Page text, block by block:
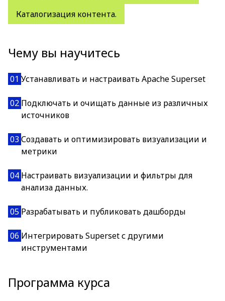
Каталогизация контента.
Чему вы научитесь
01 Устанавливать и настраивать Apache Superset
02 Подключать и очищать данные из различных
источников
03 Создавать и оптимизировать визуализации и
метрики
04 Настраивать визуализации и фильтры для
анализа данных.
05 Разрабатывать и публиковать дашборды
06 Интегрировать Superset с другими
инструментами
Программа курса